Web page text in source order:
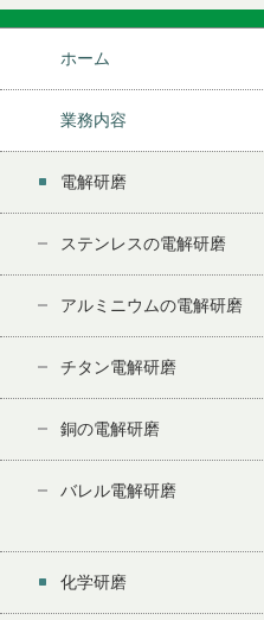
ホーム
業務内容
電解研磨
ステンレスの電解研磨
アルミニウムの電解研磨
チタン電解研磨
銅の電解研磨
バレル電解研磨
化学研磨